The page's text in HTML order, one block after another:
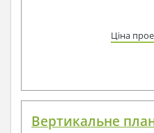
Ціна
Вертикальне